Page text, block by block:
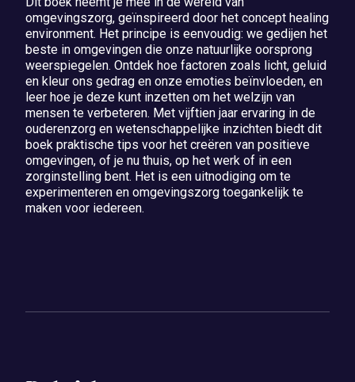
omgevingszorg, geïnspireerd door het concept healing
environment. Het principe is eenvoudig: we gedijen het
beste in omgevingen die onze natuurlijke oorsprong
weerspiegelen. Ontdek hoe factoren zoals licht, geluid
en kleur ons gedrag en onze emoties beïnvloeden, en
leer hoe je deze kunt inzetten om het welzijn van
mensen te verbeteren. Met vijftien jaar ervaring in de
ouderenzorg en wetenschappelijke inzichten biedt dit
boek praktische tips voor het creëren van positieve
omgevingen, of je nu thuis, op het werk of in een
zorginstelling bent. Het is een uitnodiging om te
experimenteren en omgevingszorg toegankelijk te
maken voor iedereen.